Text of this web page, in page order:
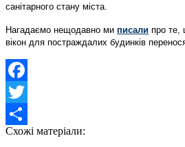
санітарного стану міста.
Нагадаємо нещодавно ми писали про те,
вікон для постраждалих будинків
Facebook
Twitter
Share
Схожі матеріали: